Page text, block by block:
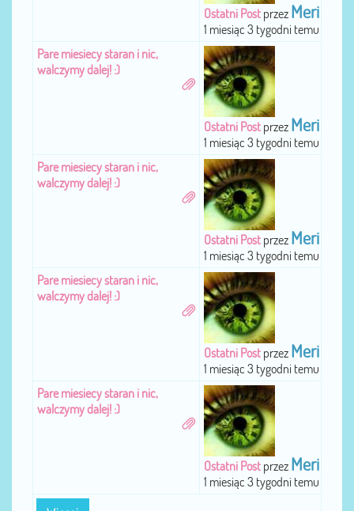
Ostatni Post przez Meri
1 miesiąc 3 tygodni temu
Pare miesiecy staran i nic,
walczymy dalej! :)
Ostatni Post przez Meri
1 miesiąc 3 tygodni temu
Pare miesiecy staran i nic,
walczymy dalej! :)
Ostatni Post przez Meri
1 miesiąc 3 tygodni temu
Pare miesiecy staran i nic,
walczymy dalej! :)
Ostatni Post przez Meri
1 miesiąc 3 tygodni temu
Pare miesiecy staran i nic,
walczymy dalej! :)
Ostatni Post przez Meri
1 miesiąc 3 tygodni temu